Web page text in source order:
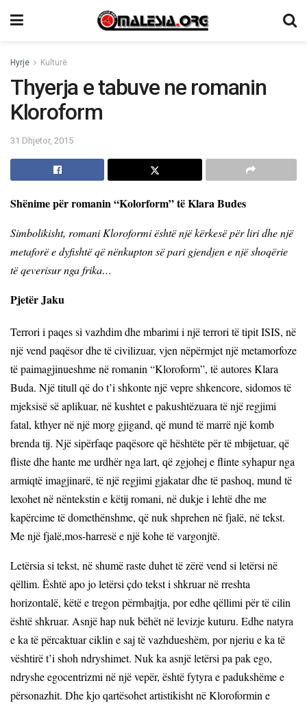
Hyrje Kulturë
Thyerja e tabuve ne romanin
Kloroform
31 Dhjetor, 2015
Shënime për romanin “Kolorform” të Klara Budes
Simbolikisht, romani Kloroformi është një kërkesë për liri dhe një
metaforë e dyfishtë që nënkupton së pari gjendjen e një shoqërie
të qeverisur nga frika…
Pjetër Jaku
Terrori i paqes si vazhdim dhe mbarimi i një terrori të tipit ISIS, në
një vend paqësor dhe të civilizuar, vjen nëpërmjet një metamorfoze
të paimagjinueshme në romanin “Kloroform”, të autores Klara
Buda. Një titull që do t’i shkonte një vepre shkencore, sidomos të
mjeksisë së aplikuar, në kushtet e pakushtëzuara të një regjimi
fatal, kthyer në një morg gjigand, që mund të marrë një komb
brenda tij. Një sipërfaqe paqësore që hështëte për të mbijetuar, që
fliste dhe hante me urdhër nga lart, që zgjohej e flinte syhapur nga
armiqtë imagjinarë, të një regjimi gjakatar dhe të pashoq, mund të
lexohet në nëntekstin e këtij romani, në dukje i lehtë dhe me
kapërcime të domethënshme, që nuk shprehen në fjalë, në tekst.
Me një fjalë,mos-harresë e një kohe të vargonjtë.
Letërsia si tekst, në shumë raste duhet të zërë vend si letërsi në
qëllim. Është apo jo letërsi çdo tekst i shkruar në rreshta
horizontalë, këtë e tregon përmbajtja, por edhe qëllimi për të cilin
është shkruar. Asnjë hap nuk bëhët në levizje kuturu. Edhe natyra
e ka të përcaktuar ciklin e saj të vazhdueshëm, por njeriu e ka të
vështirë t’i shoh ndryshimet. Nuk ka asnjë letërsi pa pak ego,
ndryshe egocentrizmi në një vepër, është fytyra e padukshëme e
përsonazhit. Dhe kjo qartësohet artistikisht në Kloroformin e